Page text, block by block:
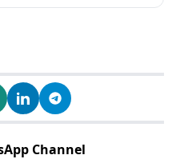
Channel